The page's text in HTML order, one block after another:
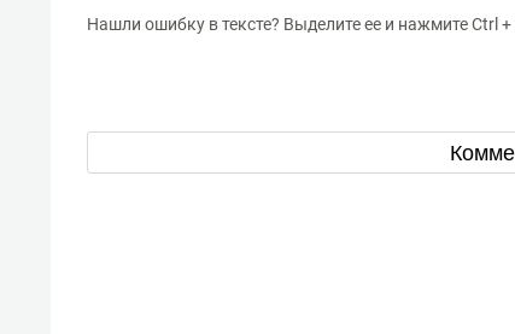
Нашли ошибку в тексте? Выделите ее и нажмите Ctrl +